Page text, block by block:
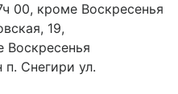
00, кроме Воскресенья
19,
Воскресенья
п. Снегири ул.